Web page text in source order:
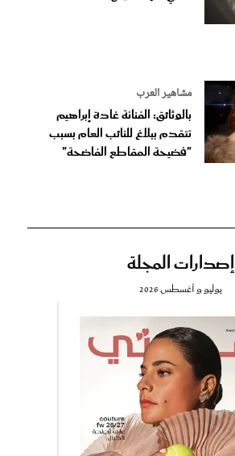
مشاهير العرب
بالوثائق: الفنانة غادة إبراهيم
تتقدم ببلاغ للنائب العام بسبب
"فضيحة المقاطع الفاضحة"
إصدارات المجلة
يوليو و أغسطس 2026